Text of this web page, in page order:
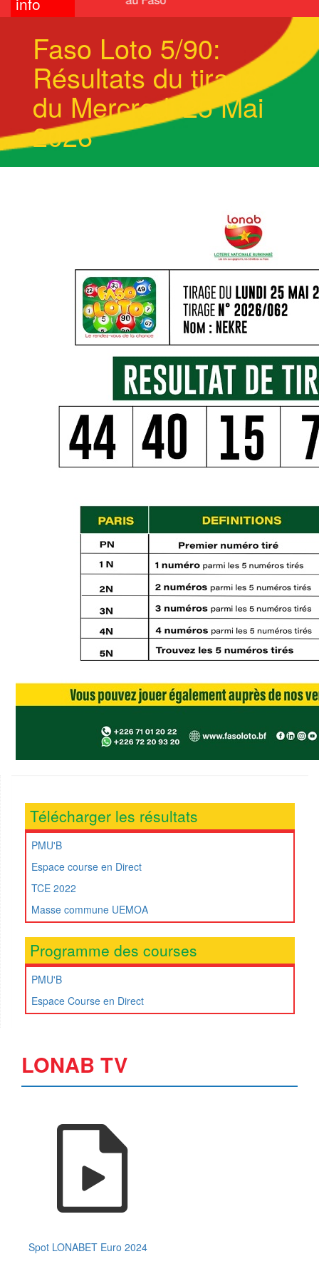
Faso Loto 5/90:
Résultats du tirage
du Mercredi 25 Mai
2026
Télécharger les résultats
PMU'B
Espace course en Direct
TCE 2022
Masse commune UEMOA
Programme des courses
PMU'B
Espace Course en Direct
LONAB TV
Spot LONABET Euro 2024